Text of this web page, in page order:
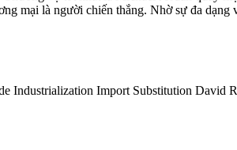
mại là người chiến thắng. Nhờ sự đa dạng
Industrialization Import Substitution David